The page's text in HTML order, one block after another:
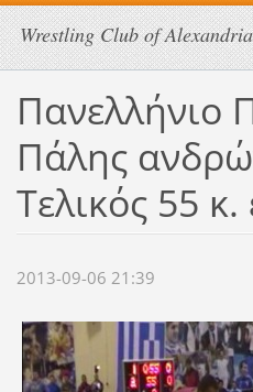
Wrestling Club of Alexandria
Πανελλήνιο
Πάλης
Τελικός 55
2013-09-06 21:39